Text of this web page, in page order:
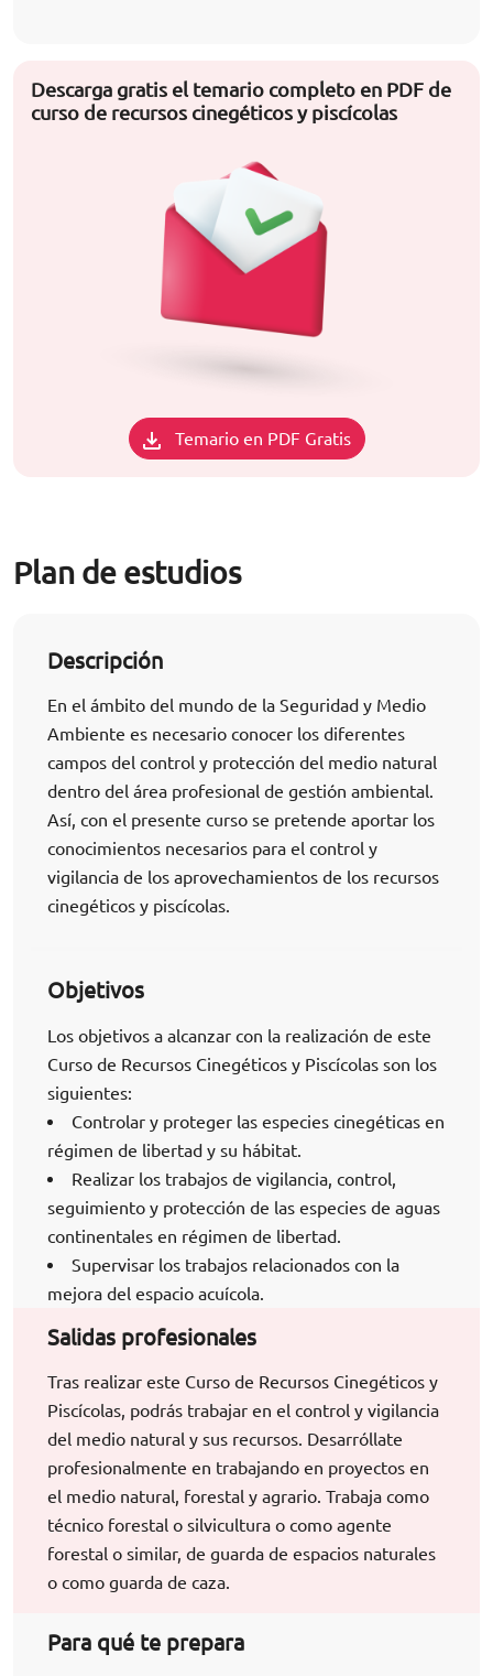
Descarga gratis el temario completo en PDF de
curso de recursos cinegéticos y piscícolas
Temario en PDF Gratis
Plan de estudios
Descripción
En el ámbito del mundo de la Seguridad y Medio
Ambiente es necesario conocer los diferentes
campos del control y protección del medio natural
dentro del área profesional de gestión ambiental.
Así, con el presente curso se pretende aportar los
conocimientos necesarios para el control y
vigilancia de los aprovechamientos de los recursos
cinegéticos y piscícolas.
Objetivos
Los objetivos a alcanzar con la realización de este
Curso de Recursos Cinegéticos y Piscícolas son los
siguientes:
Controlar y proteger las especies cinegéticas en
régimen de libertad y su hábitat.
Realizar los trabajos de vigilancia, control,
seguimiento y protección de las especies de aguas
continentales en régimen de libertad.
Supervisar los trabajos relacionados con la
mejora del espacio acuícola.
Salidas profesionales
Tras realizar este Curso de Recursos Cinegéticos y
Piscícolas, podrás trabajar en el control y vigilancia
del medio natural y sus recursos. Desarróllate
profesionalmente en trabajando en proyectos en
el medio natural, forestal y agrario. Trabaja como
técnico forestal o silvicultura o como agente
forestal o similar, de guarda de espacios naturales
o como guarda de caza.
Para qué te prepara